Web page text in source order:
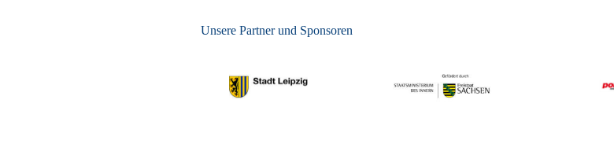
Unsere Partner und Sponsoren